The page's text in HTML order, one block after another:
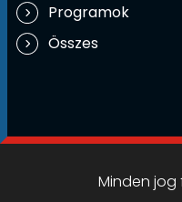
Programok
Összes
Minden